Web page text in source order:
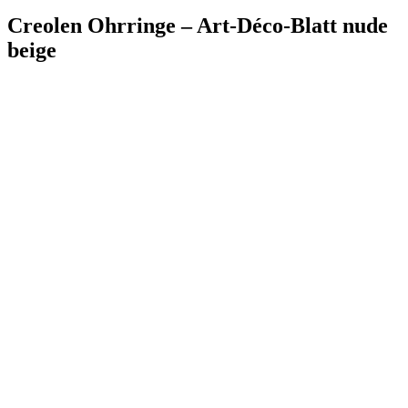
Creolen Ohrringe – Art-Déco-Blatt nude
beige